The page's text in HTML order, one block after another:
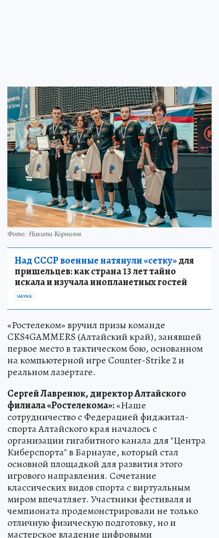
Фото: Никита Корнилов
Над СССР военные натянули «сетку»для
пришельцев: как страна 13 лет тайно
искала и изучала инопланетных гостей
НАУКА
«Ростелеком» вручил призы команде
CKS4GAMMERS (Алтайский край), занявшей
первое место в тактическом бою, основанном
на компьютерной игре Counter-Strike 2 и
реальном лазертаге.
Сергей Лавренюк, директор Алтайского
филиала «Ростелекома»:«Наше
сотрудничество с Федерацией фиджитал-
спорта Алтайского края началось с
организации гигабитного канала для "Центра
Киберспорта" в Барнауле, который стал
основной площадкой для развития этого
игрового направления. Сочетание
классических видов спорта с виртуальным
миром впечатляет. Участники фестиваля и
чемпионата продемонстрировали не только
отличную физическую подготовку, но и
мастерское владение цифровыми